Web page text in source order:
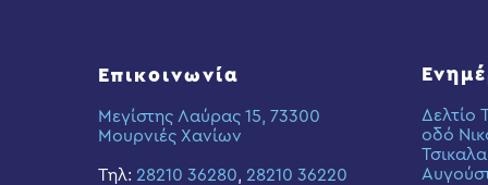
Επικοινωνία
Μεγίστης Λαύρας 15, 73300
Μουρνιές Χανίων
Τηλ: 28210 36280, 28210 36220
Δελτίο
οδό